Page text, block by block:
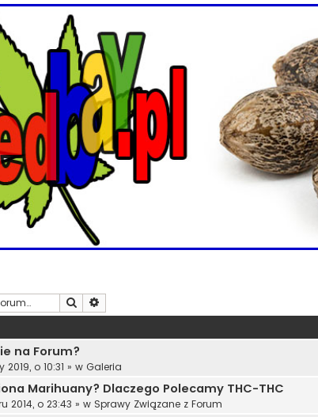
Szukaj
na Forum?
2019, o 10:31 » w Galeria
Marihuany? Dlaczego Polecamy THC-THC
2014, o 23:43 » w Sprawy Związane z Forum